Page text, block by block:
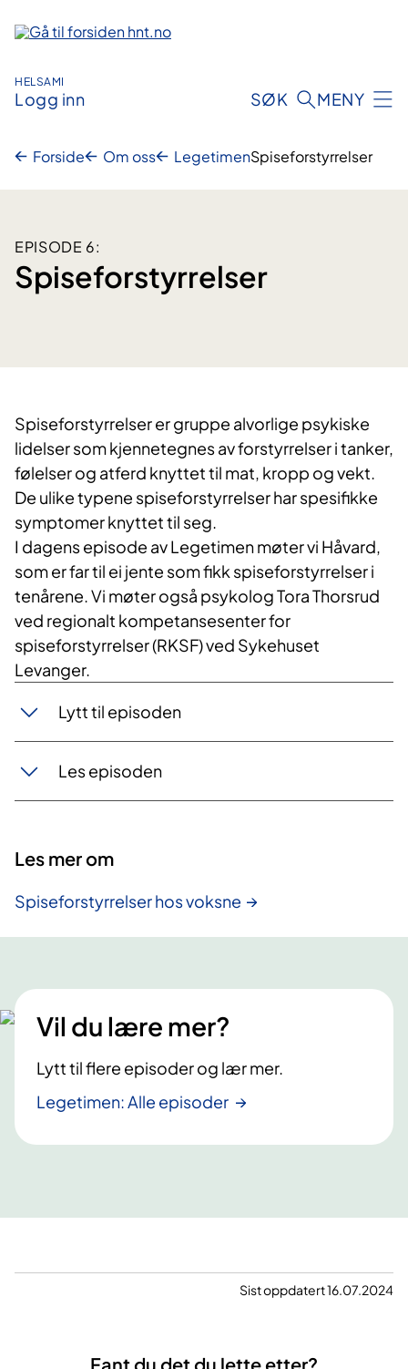
innhold
HELSAMI
Logg inn SØK MENY
Forside Om oss LegetimenSpiseforstyrrelser
EPISODE 6:
Spiseforstyrrelser
Spiseforstyrrelser er gruppe alvorlige psykiske
lidelser somkjennetegnes av forstyrrelser i tanker,
følelser og atferd knyttet til mat, kropp og vekt.
De ulike typene spiseforstyrrelserharspesifikke
symptomer knyttet til seg.
I dagens episode av Legetimen møter vi Håvard,
som er far til ei jente som fikk spiseforstyrrelser i
tenårene. Vi møter også psykolog Tora Thorsrud
ved regionalt kompetansesenter for
spiseforstyrrelser (RKSF) ved Sykehuset
Levanger.
Lytt til episoden
Les episoden
Les mer om
Spiseforstyrrelser hos voksne
Vil du lære mer?
Lytt til flere episoder og lær mer.
Legetimen: Alle episoder
Sist oppdatert 16.07.2024
Fant du det du lette etter?